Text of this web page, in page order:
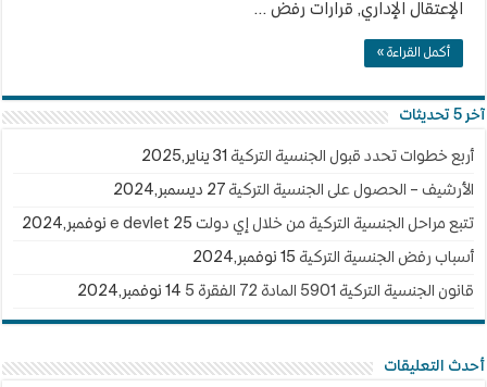
الإعتقال الإداري, قرارات رفض …
أكمل القراءة »
آخر 5 تحديثات
أربع خطوات تحدد قبول الجنسية التركية 31 يناير,2025
الأرشيف – الحصول على الجنسية التركية 27 ديسمبر,2024
تتبع مراحل الجنسية التركية من خلال إي دولت e devlet 25 نوفمبر,2024
أسباب رفض الجنسية التركية 15 نوفمبر,2024
قانون الجنسية التركية 5901 المادة 72 الفقرة 5 14 نوفمبر,2024
أحدث التعليقات